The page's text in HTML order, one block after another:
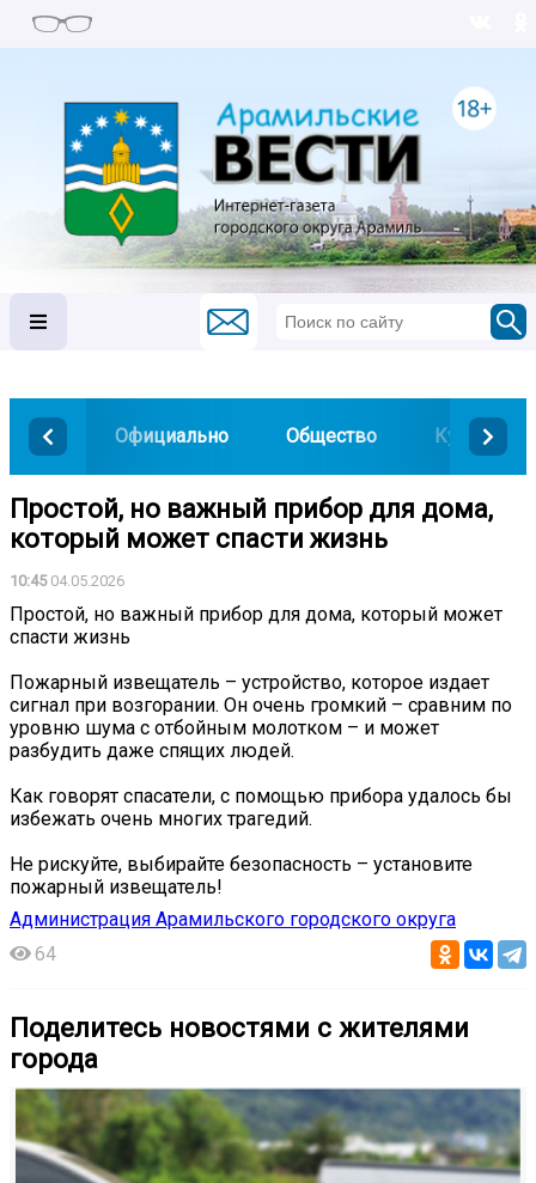
Официально Общество Культура
Простой, но важный прибор для дома,
который может спасти жизнь
10:4504.05.2026
Простой, но важный прибор для дома, который может
спасти жизнь
Пожарный извещатель – устройство, которое издает
сигнал при возгорании. Он очень громкий – сравним по
уровню шума с отбойным молотком – и может
разбудить даже спящих людей.
Как говорят спасатели, с помощью прибора удалось бы
избежать очень многих трагедий.
Не рискуйте, выбирайте безопасность – установите
пожарный извещатель!
Администрация Арамильского городского округа
64
Поделитесь новостями с жителями
города